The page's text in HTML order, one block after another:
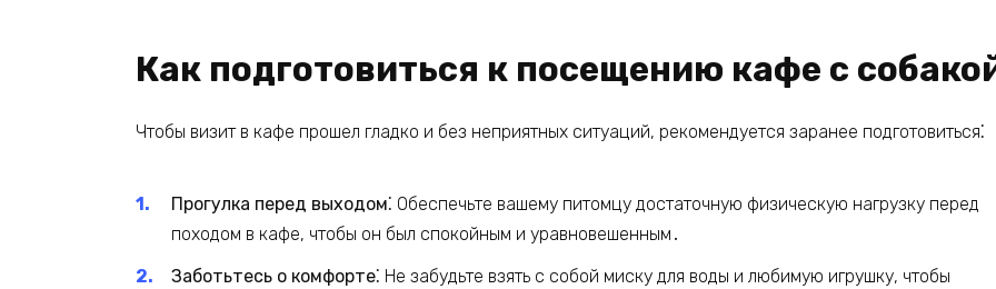
Как подготовиться к посещению кафе с
Чтобы визит в кафе прошел гладко и без неприятных ситуаций, рекомендуется заранее подготовиться⁚
Прогулка перед выходом⁚ Обеспечьте вашему питомцу достаточную физическую нагрузку перед
походом в кафе, чтобы он был спокойным и уравновешенным․
Заботьтесь о комфорте⁚ Не забудьте взять с собой миску для воды и любимую игрушку, чтобы